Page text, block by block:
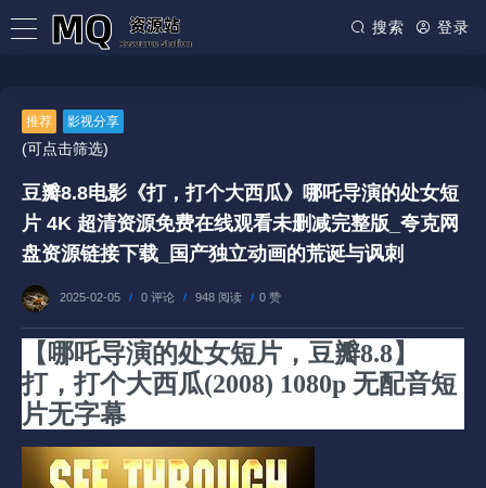
搜索 登录
推荐 影视分享
(可点击筛选)
豆瓣8.8电影《打，打个大西瓜》哪吒导演的处女短
片 4K 超清资源免费在线观看未删减完整版_夸克网
盘资源链接下载_国产独立动画的荒诞与讽刺
2025-02-05 / 0 评论 / 948 阅读 / 0 赞
【哪吒导演的处女短片，豆瓣8.8】
打，打个大西瓜(2008) 1080p 无配音短
片无字幕